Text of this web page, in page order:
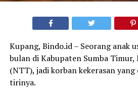
Kupang, Bindo.id – Seorang anak
bulan di Kabupaten Sumba Timur,
(NTT), jadi korban kekerasan yang
tirinya.